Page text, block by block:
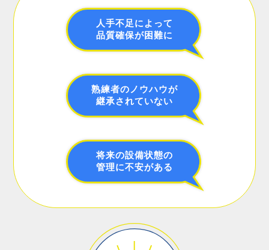
人手不足によって
品質確保が困難に
熟練者のノウハウが
継承されていない
将来の設備状態の
管理に不安がある